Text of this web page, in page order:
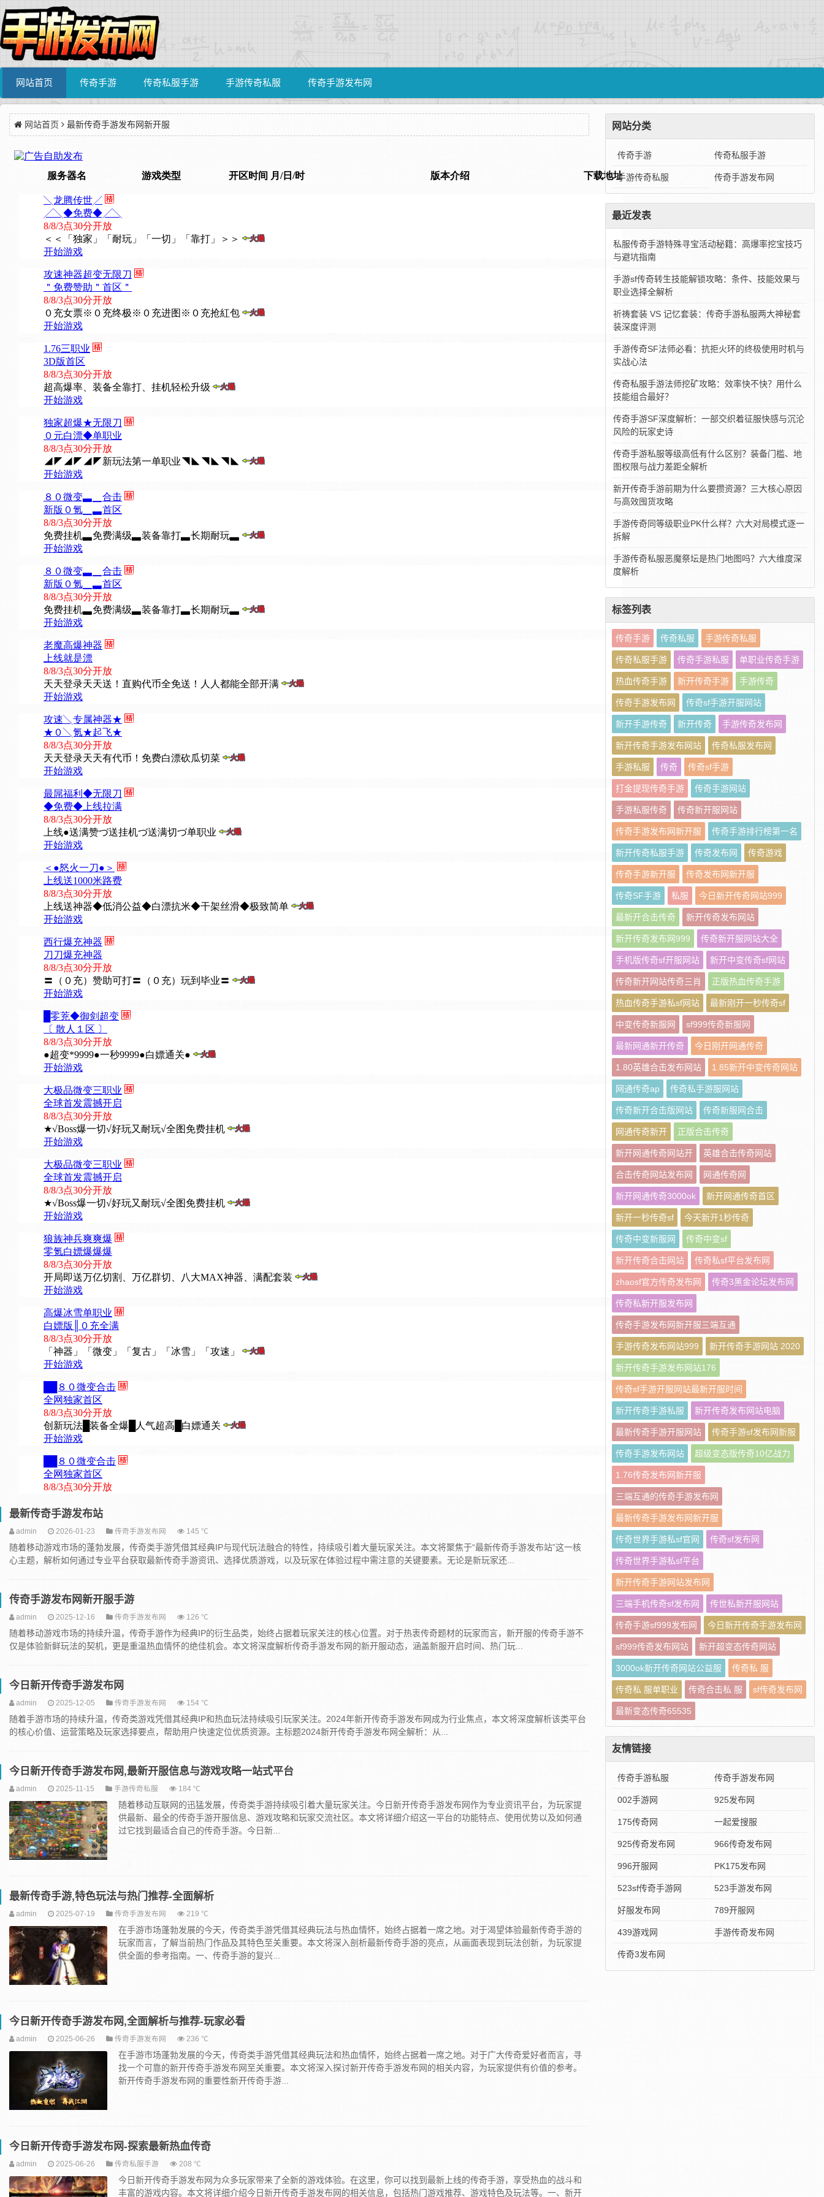
网站首页 传奇手游 传奇私服手游 手游传奇私服 传奇手游发布网
网站首页 最新传奇手游发布网新开服
最新传奇手游发布站
admin 2026-01-23 传奇手游发布网 145 ℃
随着移动游戏市场的蓬勃发展，传奇类手游凭借其经典IP与现代玩法融合的特性，持续吸引着大量玩家关注。本文将聚焦于“最新传奇手游发布站”这一核
心主题，解析如何通过专业平台获取最新传奇手游资讯、选择优质游戏，以及玩家在体验过程中需注意的关键要素。无论是新玩家还...
传奇手游发布网新开服手游
admin 2025-12-16 传奇手游发布网 126 ℃
随着移动游戏市场的持续升温，传奇手游作为经典IP的衍生品类，始终占据着玩家关注的核心位置。对于热衷传奇题材的玩家而言，新开服的传奇手游不
仅是体验新鲜玩法的契机，更是重温热血情怀的绝佳机会。本文将深度解析传奇手游发布网的新开服动态，涵盖新服开启时间、热门玩...
今日新开传奇手游发布网
admin 2025-12-05 传奇手游发布网 154 ℃
随着手游市场的持续升温，传奇类游戏凭借其经典IP和热血玩法持续吸引玩家关注。2024年新开传奇手游发布网成为行业焦点，本文将深度解析该类平台
的核心价值、运营策略及玩家选择要点，帮助用户快速定位优质资源。主标题2024新开传奇手游发布网全解析：从...
今日新开传奇手游发布网,最新开服信息与游戏攻略一站式平台
admin 2025-11-15 手游传奇私服 184 ℃
随着移动互联网的迅猛发展，传奇类手游持续吸引着大量玩家关注。今日新开传奇手游发布网作为专业资讯平台，为玩家提
供最新、最全的传奇手游开服信息、游戏攻略和玩家交流社区。本文将详细介绍这一平台的功能特点、使用优势以及如何通
过它找到最适合自己的传奇手游。今日新...
最新传奇手游,特色玩法与热门推荐-全面解析
admin 2025-07-19 传奇手游发布网 219 ℃
在手游市场蓬勃发展的今天，传奇类手游凭借其经典玩法与热血情怀，始终占据着一席之地。对于渴望体验最新传奇手游的
玩家而言，了解当前热门作品及其特色至关重要。本文将深入剖析最新传奇手游的亮点，从画面表现到玩法创新，为玩家提
供全面的参考指南。一、传奇手游的复兴...
今日新开传奇手游发布网,全面解析与推荐-玩家必看
admin 2025-06-26 传奇手游发布网 236 ℃
在手游市场蓬勃发展的今天，传奇类手游凭借其经典玩法和热血情怀，始终占据着一席之地。对于广大传奇爱好者而言，寻
找一个可靠的新开传奇手游发布网至关重要。本文将深入探讨新开传奇手游发布网的相关内容，为玩家提供有价值的参考。
新开传奇手游发布网的重要性新开传奇手游...
今日新开传奇手游发布网-探索最新热血传奇
admin 2025-06-26 传奇私服手游 208 ℃
今日新开传奇手游发布网为众多玩家带来了全新的游戏体验。在这里，你可以找到最新上线的传奇手游，享受热血的战斗和
丰富的游戏内容。本文将详细介绍今日新开传奇手游发布网的相关信息，包括热门游戏推荐、游戏特色及玩法等。一、新开
网站分类
传奇手游 传奇私服手游
手游传奇私服 传奇手游发布网
最近发表
私服传奇手游特殊寻宝活动秘籍：高爆率挖宝技巧
与避坑指南
手游sf传奇转生技能解锁攻略：条件、技能效果与
职业选择全解析
祈祷套装 VS 记忆套装：传奇手游私服两大神秘套
装深度评测‌
手游传奇SF法师必看：抗拒火环的终极使用时机与
实战心法
传奇私服手游法师挖矿攻略：效率快不快？用什么
技能组合最好？
传奇手游SF深度解析：一部交织着征服快感与沉沦
风险的玩家史诗
传奇手游私服等级高低有什么区别？装备门槛、地
图权限与战力差距全解析
新开传奇手游前期为什么要攒资源？三大核心原因
与高效囤货攻略
手游传奇同等级职业PK什么样？六大对局模式逐一
拆解
手游传奇私服恶魔祭坛是热门地图吗？六大维度深
度解析
标签列表
传奇手游 传奇私服 手游传奇私服
传奇私服手游 传奇手游私服 单职业传奇手游
热血传奇手游 新开传奇手游 手游传奇
传奇手游发布网 传奇sf手游开服网站
新开手游传奇 新开传奇 手游传奇发布网
新开传奇手游发布网站 传奇私服发布网
手游私服 传奇 传奇sf手游
打金提现传奇手游 传奇手游网站
手游私服传奇 传奇新开服网站
传奇手游发布网新开服 传奇手游排行榜第一名
新开传奇私服手游 传奇发布网 传奇游戏
传奇手游新开服 传奇发布网新开服
传奇SF手游 私服 今日新开传奇网站999
最新开合击传奇 新开传奇发布网站
新开传奇发布网999 传奇新开服网站大全
手机版传奇sf开服网站 新开中变传奇sf网站
传奇新开网站传奇三肖 正版热血传奇手游
热血传奇手游私sf网站 最新刚开一秒传奇sf
中变传奇新服网 sf999传奇新服网
最新网通新开传奇 今日刚开网通传奇
1.80英雄合击发布网站 1.85新开中变传奇网站
网通传奇ap 传奇私手游服网站
传奇新开合击版网站 传奇新服网合击
网通传奇新开 正版合击传奇
新开网通传奇网站开 英雄合击传奇网站
合击传奇网站发布网 网通传奇网
新开网通传奇3000ok 新开网通传奇首区
新开一秒传奇sf 今天新开1秒传奇
传奇中变新服网 传奇中变sf
新开传奇合击网站 传奇私sf平台发布网
zhaosf官方传奇发布网 传奇3黑金论坛发布网
传奇私新开服发布网
传奇手游发布网新开服三端互通
手游传奇发布网站999 新开传奇手游网站 2020
新开传奇手游发布网站176
传奇sf手游开服网站最新开服时间
新开传奇手游私服 新开传奇发布网站电脑
最新传奇手游开服网站 传奇手游sf发布网新服
传奇手游发布网站 超级变态版传奇10亿战力
1.76传奇发布网新开服
三端互通的传奇手游发布网
最新传奇手游发布网新开服
传奇世界手游私sf官网 传奇sf发布网
传奇世界手游私sf平台
新开传奇手游网站发布网
三端手机传奇sf发布网 传世私新开服网站
传奇手游sf999发布网 今日新开传奇手游发布网
sf999传奇发布网站 新开超变态传奇网站
3000ok新开传奇网站公益服 传奇私 服
传奇私 服单职业 传奇合击私 服 sf传奇发布网
最新变态传奇65535
友情链接
传奇手游私服 传奇手游发布网
002手游网 925发布网
175传奇网 一起爱搜服
925传奇发布网 966传奇发布网
996开服网 PK175发布网
523sf传奇手游网 523手游发布网
好服发布网 789开服网
439游戏网 手游传奇发布网
传奇3发布网